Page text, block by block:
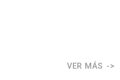
VER MÁS